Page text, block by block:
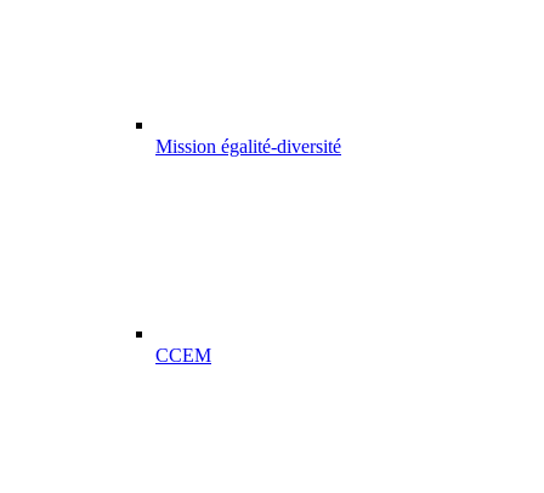
Mission égalité-diversité
CCEM